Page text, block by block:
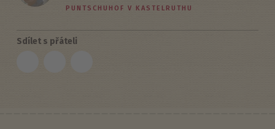
PUNTSCHUHOF V KASTELRUTHU
Sdílet s přáteli